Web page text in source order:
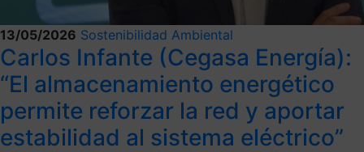
13/05/2026 Sostenibilidad Ambiental
Carlos Infante (Cegasa Energía):
“El almacenamiento energético
permite reforzar la red y aportar
estabilidad al sistema eléctrico”